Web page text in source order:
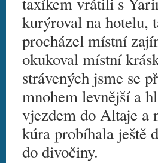
kurýroval na hotelu,
procházel místní
okukoval místní
strávených jsme se
mnohem levnější a
vjezdem do Altaje a
kúra probíhala ještě
do divočiny.